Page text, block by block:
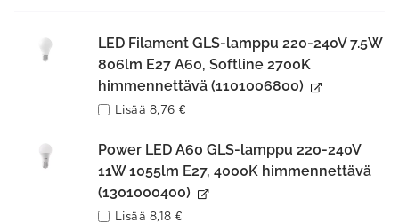
LED Filament GLS-lamppu 220-240V 7.5W
806lm E27 A60, Softline 2700K
himmennettävä (1101006800)
Lisää 8,76 €
Power LED A60 GLS-lamppu 220-240V
11W 1055lm E27, 4000K himmennettävä
(1301000400)
Lisää 8,18 €